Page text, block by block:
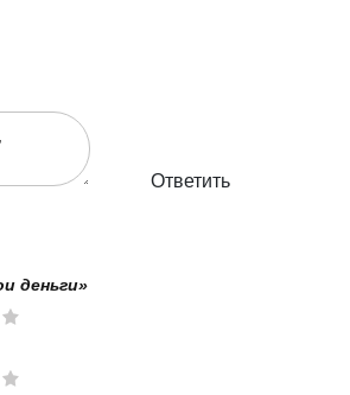
Ответить
деньги»